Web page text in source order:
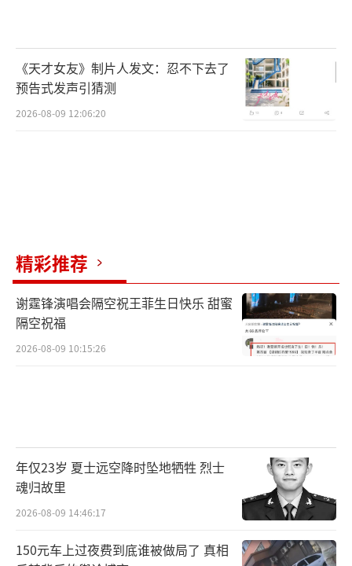
《天才女友》制片人发文：忍不下去了
预告式发声引猜测
2026-08-09 12:06:20
精彩推荐
谢霆锋演唱会隔空祝王菲生日快乐 甜蜜
隔空祝福
2026-08-09 10:15:26
年仅23岁 夏士远空降时坠地牺牲 烈士
魂归故里
2026-08-09 14:46:17
150元车上过夜费到底谁被做局了 真相